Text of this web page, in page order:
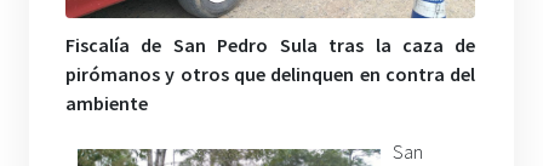
Fiscalía de San Pedro Sula tras la caza de
pirómanos y otros que delinquen en contra del
ambiente
San